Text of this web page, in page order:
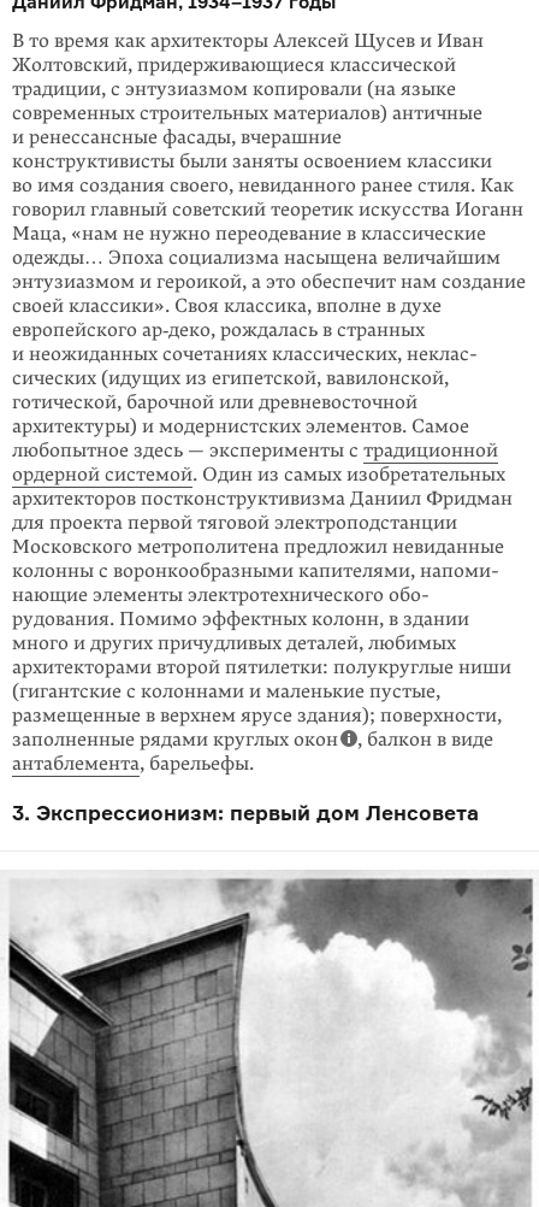
В то время как архитекторы Алексей Щусев и Иван
Жолтовский, придерживаю­щиеся классической
традиции, с энту­зиазмом копировали (на языке
современ­ных строительных материалов) антич­ные
и ренессансные фасады, вчерашние
конструктивисты были заняты освое­нием классики
во имя создания своего, невиданного ранее стиля. Как
говорил главный советский тео­ретик искусства Иоганн
Маца, «нам не нужно переоде­вание в классические
одежды… Эпоха социализма насыщена величайшим
энту­зиазмом и героикой, а это обеспечит нам создание
своей классики». Своя клас­сика, вполне в духе
европейского ар‑деко, рождалась в странных
и неожидан­ных сочетаниях клас­сических, неклас­
сических (идущих из египетской, вави­лонской,
готической, барочной или древ­невосточной
архитектуры) и модер­нистских элементов. Самое
любо­пытное здесь — эксперименты с традицион­ной
ордерной системой. Один из самых изобретательных
архитекторов пост­конструктивизма Даниил Фрид­ман
для проекта первой тяговой электропод­станции
Московского метро­поли­тена предложил невиданные
колонны с ворон­кообразными капителями, напо­ми­
нающие элементы электротехнического обо­
рудования. Помимо эффектных колонн, в здании
много и других причудливых деталей, любимых
архитекто­рами второй пятилетки: полукруглые ниши
(гигантские с колоннами и малень­кие пустые,
размещенные в верхнем ярусе здания); поверхности,
заполненные рядами круглых окон
, балкон в виде
антаблемента, барельефы.
3. Экспрессионизм: первый дом Ленсовета